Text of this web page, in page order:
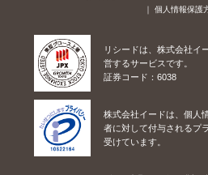
個人情報保護
リシードは、株式会社イ
営するサービスです。
証券コード：6038
株式会社イードは、個人
者に対して付与されるプ
受けています。